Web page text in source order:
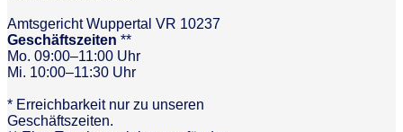
Amtsgericht Wuppertal VR 10237
Geschäftszeiten **
Mo. 09:00–11:00 Uhr
Mi. 10:00–11:30 Uhr
* Erreichbarkeit nur zu unseren
Geschäftszeiten.